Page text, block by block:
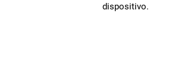
dispositivo.